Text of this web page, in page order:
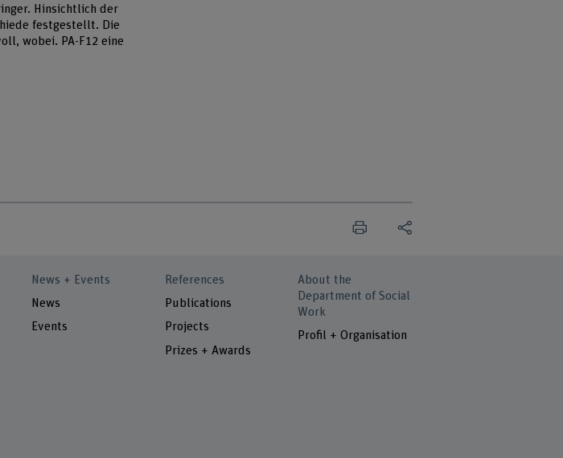
Hinsichtlich der
festgestellt. Die
wobei. PA-F12 eine
News + Events
News
Events
References
Publications
Projects
Prizes + Awards
About the
Department of Social
Work
Profil + Organisation